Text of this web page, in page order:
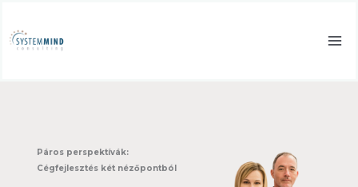
to
Páros perspektívák:
Cégfejlesztés két nézőpontból